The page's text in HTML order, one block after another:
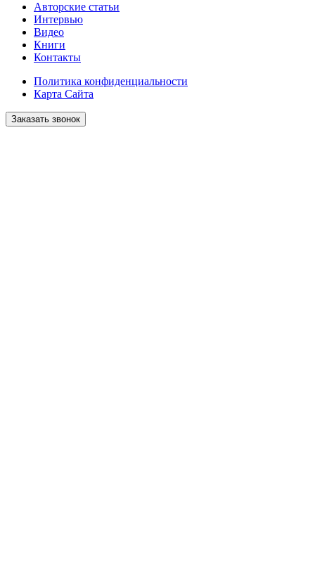
Авторские статьи
Интервью
Видео
Книги
Контакты
Политика конфиденциальности
Карта Сайта
Заказать звонок